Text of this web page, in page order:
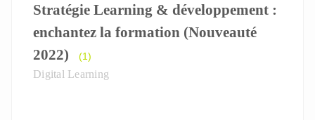
Stratégie Learning & développement :
enchantez la formation (Nouveauté
2022)
(1)
Digital Learning